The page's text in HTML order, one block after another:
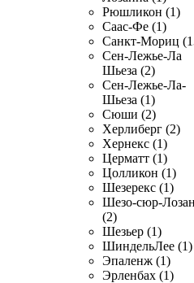
Рюшликон (1)
Саас-Фе (1)
Санкт-Мориц
Сен-Лежье-Ла
Шьеза (2)
Сен-Лежье-Ла-
Шьеза (1)
Сюши (2)
Херлиберг (2)
Хернекс (1)
Церматт (1)
Цолликон (1)
Шезерекс (1)
Шезо-сюр-
(2)
Шезьер (1)
ШиндельЛее (1)
Эпаленж (1)
Эрленбах (1)